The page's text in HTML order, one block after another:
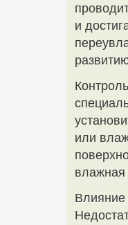
и
или
влажная
Влияние